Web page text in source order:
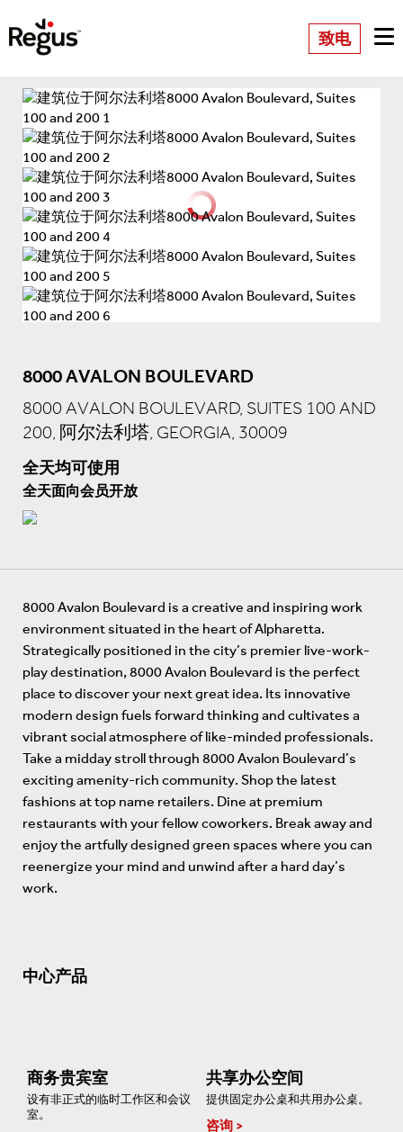
致电
8000 AVALON BOULEVARD
8000 AVALON BOULEVARD, SUITES 100 AND
200, 阿尔法利塔, GEORGIA, 30009
全天均可使用
全天面向会员开放
8000 Avalon Boulevard is a creative and inspiring work
environment situated in the heart of Alpharetta.
Strategically positioned in the city’s premier live-work-
play destination, 8000 Avalon Boulevard is the perfect
place to discover your next great idea. Its innovative
modern design fuels forward thinking and cultivates a
vibrant social atmosphere of like-minded professionals.
Take a midday stroll through 8000 Avalon Boulevard’s
exciting amenity-rich community. Shop the latest
fashions at top name retailers. Dine at premium
restaurants with your fellow coworkers. Break away and
enjoy the artfully designed green spaces where you can
reenergize your mind and unwind after a hard day’s
work.
中心产品
商务贵宾室
设有非正式的临时工作区和会议
室。
共享办公空间
提供固定办公桌和共用办公桌。
咨询